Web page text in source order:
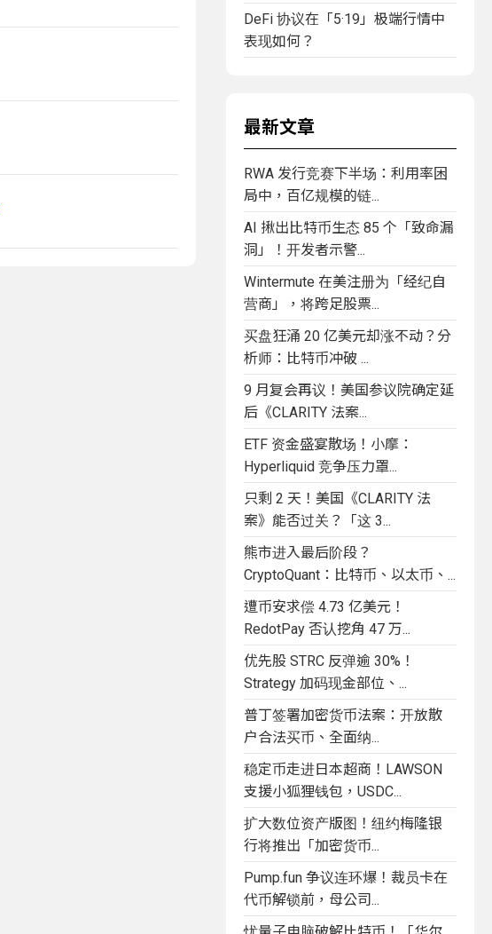
DeFi 协议在「5·19」极端行情中
表现如何？
最新文章
RWA 发行竞赛下半场：利用率困
局中，百亿规模的链...
AI 揪出比特币生态 85 个「致命漏
洞」！开发者示警...
Wintermute 在美注册为「经纪自
营商」，将跨足股票...
买盘狂涌 20 亿美元却涨不动？分
析师：比特币冲破 ...
9 月复会再议！美国参议院确定延
后《CLARITY 法案...
ETF 资金盛宴散场！小摩：
Hyperliquid 竞争压力罩...
只剩 2 天！美国《CLARITY 法
案》能否过关？「这 3...
熊市进入最后阶段？
CryptoQuant：比特币、以太币、...
遭币安求偿 4.73 亿美元！
RedotPay 否认挖角 47 万...
优先股 STRC 反弹逾 30%！
Strategy 加码现金部位、...
普丁签署加密货币法案：开放散
户合法买币、全面纳...
稳定币走进日本超商！LAWSON
支援小狐狸钱包，USDC...
扩大数位资产版图！纽约梅隆银
行将推出「加密货币...
Pump.fun 争议连环爆！裁员卡在
代币解锁前，母公司...